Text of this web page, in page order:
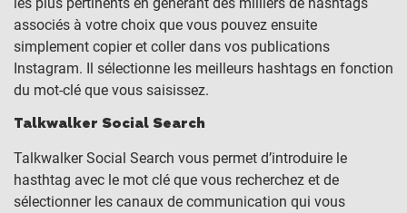
associés à votre choix que vous pouvez ensuite
simplement copier et coller dans vos publications
Instagram. Il sélectionne les meilleurs hashtags en fonction
du mot-clé que vous saisissez.
Talkwalker Social Search
Talkwalker Social Search vous permet d’introduire le
hasthtag avec le mot clé que vous recherchez et de
sélectionner les canaux de communication qui vous